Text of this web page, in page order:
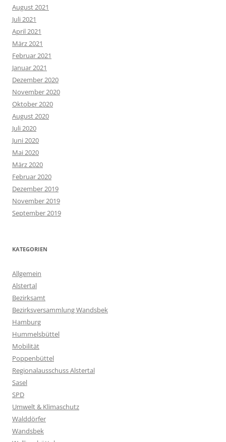
August 2021
Juli 2021
April 2021
März 2021
Februar 2021
Januar 2021
Dezember 2020
November 2020
Oktober 2020
August 2020
Juli 2020
Juni 2020
Mai 2020
März 2020
Februar 2020
Dezember 2019
November 2019
September 2019
KATEGORIEN
Allgemein
Alstertal
Bezirksamt
Bezirksversammlung Wandsbek
Hamburg
Hummelsbüttel
Mobilität
Poppenbüttel
Regionalausschuss Alstertal
Sasel
SPD
Umwelt & Klimaschutz
Walddörfer
Wandsbek